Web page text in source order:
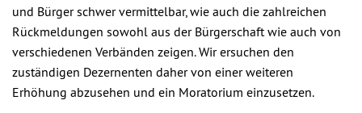
und Bürger schwer vermittelbar, wie auch die zahlreichen
Rückmeldungen sowohl aus der Bürgerschaft wie auch von
verschiedenen Verbänden zeigen. Wir ersuchen den
zuständigen Dezernenten daher von einer weiteren
Erhöhung abzusehen und ein Moratorium einzusetzen.